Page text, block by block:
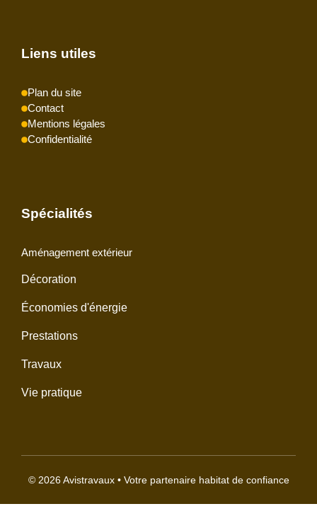
Liens utiles
Plan du site
Contact
Mentions légales
Confidentialité
Spécialités
Aménagement extérieur
Décoration
Économies d'énergie
Prestations
Travaux
Vie pratique
© 2026 Avistravaux • Votre partenaire habitat de confiance